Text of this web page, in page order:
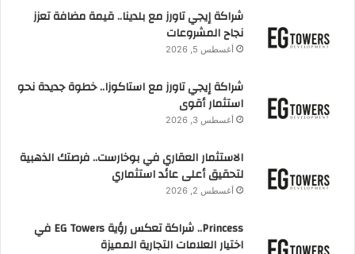
شراكة إيجي تاورز مع بلدينا.. قيمة مضافة تعزز
نجاح المشروعات
أغسطس 5, 2026
شراكة إيجي تاورز مع استاكوزا.. خطوة جديدة نحو
استثمار أقوى
أغسطس 3, 2026
الاستثمار العقاري في بوخارست.. فرصتك الذهبية
لتحقيق أعلى عائد استثماري
أغسطس 2, 2026
Princess.. شراكة تعكس رؤية EG Towers في
اختيار العلامات التجارية المميزة